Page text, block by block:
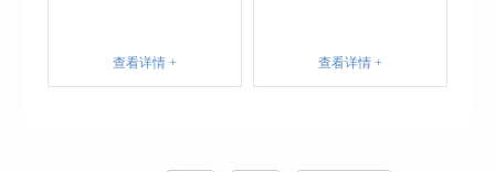
查看详情 + 查看详情 +